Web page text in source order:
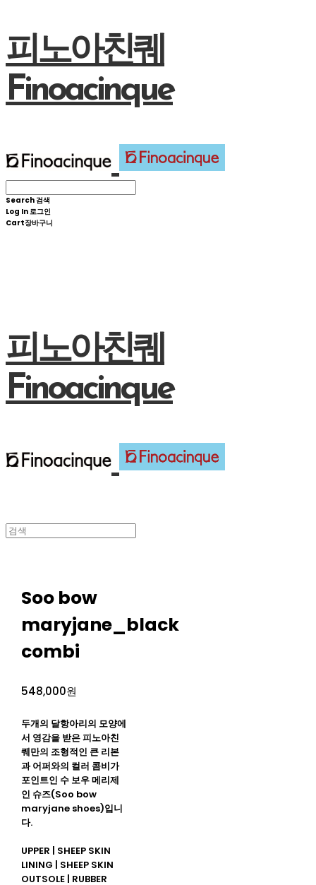
피노아친퀘
Finoacinque
Search검색
Log In로그인
Cart장바구니
피노아친퀘
Finoacinque
Soo bow
maryjane_black
combi
548,000원
두개의 달항아리의 모양에
서 영감을 받은 피노아친
퀘만의 조형적인 큰 리본
과 어퍼와의 컬러 콤비가
포인트인 수 보우 메리제
인 슈즈(Soo bow
maryjane shoes)입니
다.
UPPER | SHEEP SKIN
LINING | SHEEP SKIN
OUTSOLE | RUBBER